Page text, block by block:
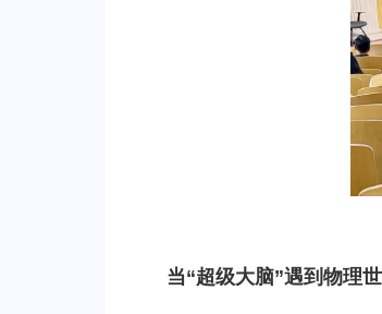
当“超级大脑”遇到物理